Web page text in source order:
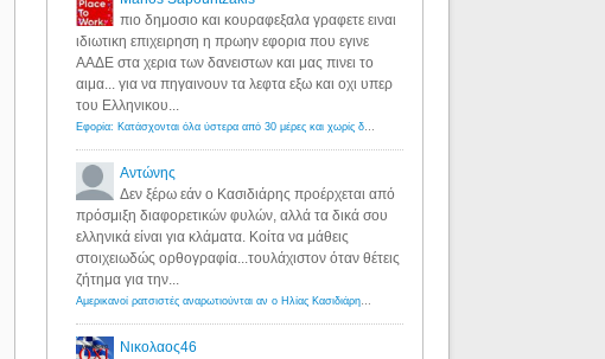
πιο δημοσιο και κουραφεξαλα γραφετε ειναι
ιδιωτικη επιχειρηση η πρωην εφορια που εγινε
ΑΑΔΕ στα χερια των δανειστων και μας πινει το
αιμα... για να πηγαινουν τα λεφτα εξω και οχι υπερ
του Ελληνικου...
Εφορία: Κατάσχονται όλα ύστερα από 30 μέρες και χωρίς δικαστικές αποφάσεις - Λόγιος Ερμής
Αντώνης
Δεν ξέρω εάν ο Κασιδιάρης προέρχεται από
πρόσμιξη διαφορετικών φυλών, αλλά τα δικά σου
ελληνικά είναι για κλάματα. Κοίτα να μάθεις
στοιχειωδώς ορθογραφία...τουλάχιστον όταν θέτεις
ζήτημα για την...
Αμερικανοί ρατσιστές αναρωτιούνται αν ο Ηλίας Κασιδιάρης ανήκει στη λευκή φυλή... - Λόγιος Ερμής
Νικολαος46